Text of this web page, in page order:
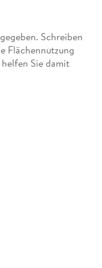
Schreiben
Flächennutzung
Sie damit